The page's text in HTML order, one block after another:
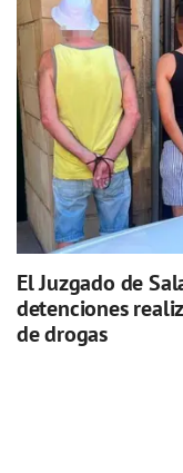
El Juzgado de
detenciones
de drogas